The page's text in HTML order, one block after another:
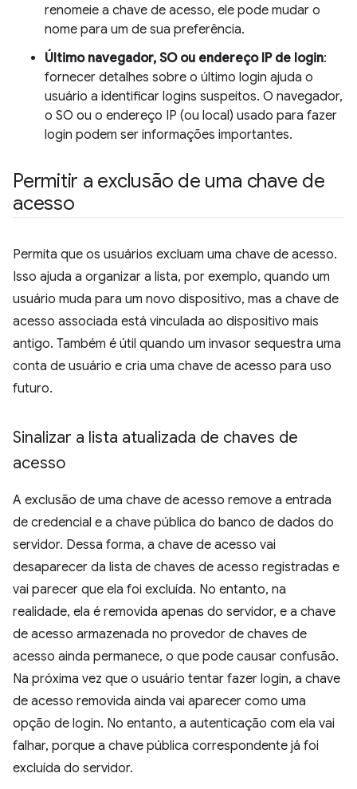
renomeie a chave de acesso, ele pode mudar o
nome para um de sua preferência.
Último navegador, SO ou endereço IP de login:
fornecer detalhes sobre o último login ajuda o
usuário a identificar logins suspeitos. O navegador,
o SO ou o endereço IP (ou local) usado para fazer
login podem ser informações importantes.
Permitir a exclusão de uma chave de
acesso
Permita que os usuários excluam uma chave de acesso.
Isso ajuda a organizar a lista, por exemplo, quando um
usuário muda para um novo dispositivo, mas a chave de
acesso associada está vinculada ao dispositivo mais
antigo. Também é útil quando um invasor sequestra uma
conta de usuário e cria uma chave de acesso para uso
futuro.
Sinalizar a lista atualizada de chaves de
acesso
A exclusão de uma chave de acesso remove a entrada
de credencial e a chave pública do banco de dados do
servidor. Dessa forma, a chave de acesso vai
desaparecer da lista de chaves de acesso registradas e
vai parecer que ela foi excluída. No entanto, na
realidade, ela é removida apenas do servidor, e a chave
de acesso armazenada no provedor de chaves de
acesso ainda permanece, o que pode causar confusão.
Na próxima vez que o usuário tentar fazer login, a chave
de acesso removida ainda vai aparecer como uma
opção de login. No entanto, a autenticação com ela vai
falhar, porque a chave pública correspondente já foi
excluída do servidor.